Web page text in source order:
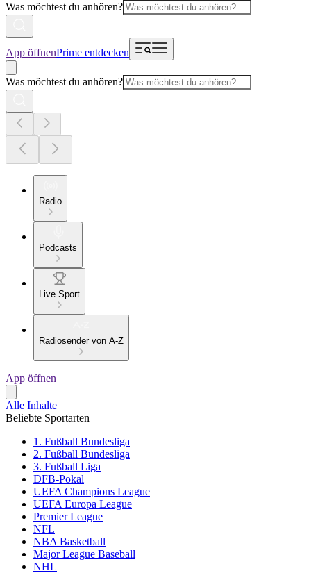
Was möchtest du anhören?
App öffnenPrime entdecken
Was möchtest du anhören?
Radio
Podcasts
Live Sport
Radiosender von A-Z
App öffnen
Alle Inhalte
Beliebte Sportarten
1. Fußball Bundesliga
2. Fußball Bundesliga
3. Fußball Liga
DFB-Pokal
UEFA Champions League
UEFA Europa League
Premier League
NFL
NBA Basketball
Major League Baseball
NHL